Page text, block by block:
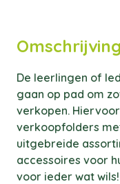
Omschrijving
De leerlingen of
gaan op pad om
verkopen.
verkoopfolders
uitgebreide
accessoires voor
voor ieder wat